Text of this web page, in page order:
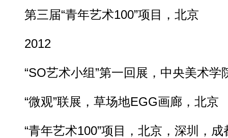
第三届“青年艺术100”项目，北京
2012
“SO艺术小组”第一回展，中央美术学
“微观”联展，草场地EGG画廊，北京
“青年艺术100”项目，北京，深圳，成